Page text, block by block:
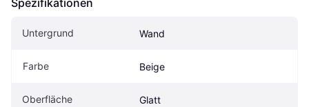
Untergrund Wand
Farbe Beige
Oberfläche Glatt